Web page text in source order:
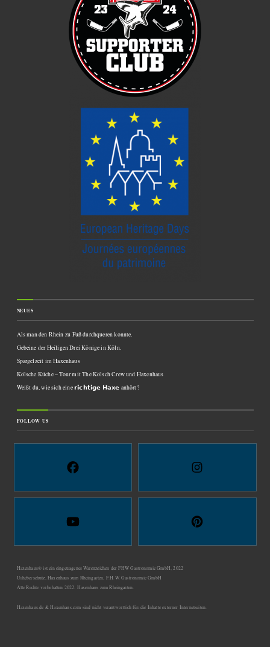
NEUES
Als man den Rhein zu Fuß durchqueren konnte.
Gebeine der Heiligen Drei Könige in Köln.
Spargelzeit im Haxenhaus
Kölsche Küche – Tour mit The Kölsch Crew und Haxenhaus
Weißt du, wie sich eine 𝗿𝗶𝗰𝗵𝘁𝗶𝗴𝗲 𝗛𝗮𝘅𝗲 anhört?
FOLLOW US
Haxenhaus® ist ein eingetragenes Warenzeichen der FHW Gastronomie GmbH, 2022
Urheberschutz, Haxenhaus zum Rheingarten, F.H.W. Gastronomie GmbH
Alle Rechte vorbehalten 2022. Haxenhaus zum Rheingarten.
Haxenhaus.de & Haxenhaus.com sind nicht verantwortlich für die Inhalte externer Internetseiten.